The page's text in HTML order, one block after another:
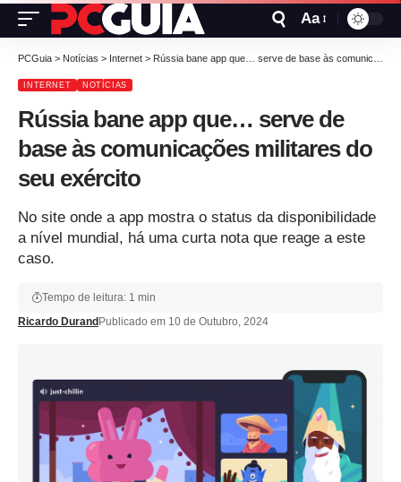
Aa
PCGuia > Notícias > Internet > Rússia bane app que… serve de base às comunicações militares do seu exército
INTERNET NOTÍCIAS
Rússia bane app que… serve de
base às comunicações militares do
seu exército
No site onde a app mostra o status da disponibilidade
a nível mundial, há uma curta nota que reage a este
caso.
Ricardo Durand Publicado em 10 de Outubro, 2024
Tempo de leitura: 1 min